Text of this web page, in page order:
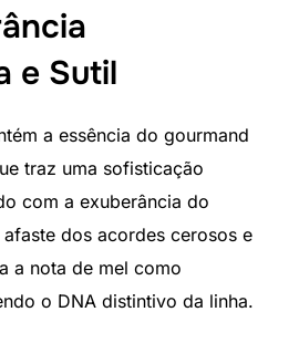
e Sutil
a essência do gourmand
traz uma sofisticação
com a exuberância do
dos acordes cerosos e
a nota de mel como
o DNA distintivo da linha.